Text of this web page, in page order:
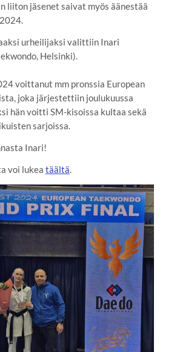
liiton jäsenet saivat myös äänestää
urheilijaksi valittiin Inari
Helsinki).
voittanut mm pronssia European
joka järjestettiin joulukuussa
hän voitti SM-kisoissa kultaa sekä
sarjoissa.
Inari!
voi lukea täältä.